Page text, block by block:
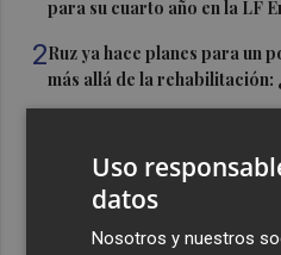
para su cuarto año en la LF
2Ruz ya hace planes para un
más allá de la
Castelló apuesta por
Uso
datos
Nosotros y nuestros